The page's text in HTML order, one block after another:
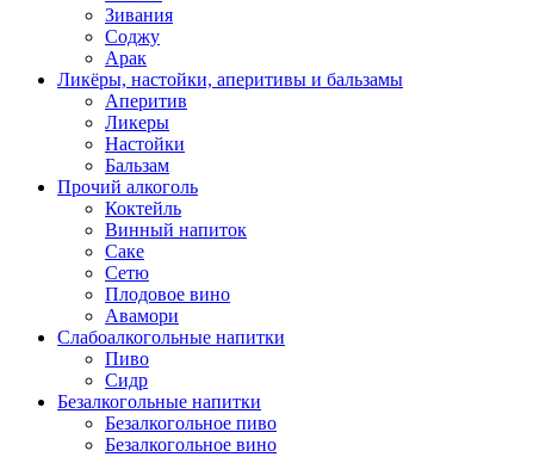
Зивания
Соджу
Арак
Ликёры, настойки, аперитивы и бальзамы
Аперитив
Ликеры
Настойки
Бальзам
Прочий алкоголь
Коктейль
Винный напиток
Саке
Сетю
Плодовое вино
Авамори
Слабоалкогольные напитки
Пиво
Сидр
Безалкогольные напитки
Безалкогольное пиво
Безалкогольное вино